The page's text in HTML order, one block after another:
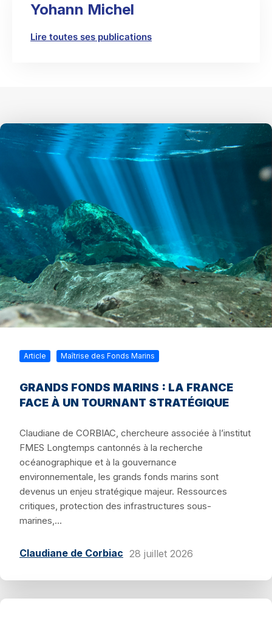
Yohann Michel
Lire toutes ses publications
Article Maîtrise des Fonds Marins
GRANDS FONDS MARINS : LA FRANCE
FACE À UN TOURNANT STRATÉGIQUE
Claudiane de CORBIAC, chercheure associée à l’institut
FMES Longtemps cantonnés à la recherche
océanographique et à la gouvernance
environnementale, les grands fonds marins sont
devenus un enjeu stratégique majeur. Ressources
critiques, protection des infrastructures sous-
marines,...
Claudiane de Corbiac 28 juillet 2026